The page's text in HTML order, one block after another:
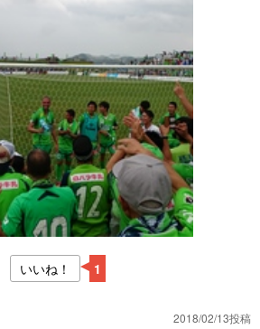
いいね！ 1
2018/02/13投稿